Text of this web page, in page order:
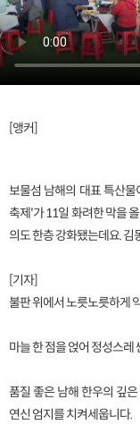
[앵커]
보물섬 남해의 대표 특산
축제'가 11일 화려한 막을
의도 한층 강화됐는데요.
[기자]
불판 위에서 노릇노릇하게
마늘 한 점을 얹어 정성스레
품질 좋은 남해 한우의 깊
연신 엄지를 치켜세웁니다.